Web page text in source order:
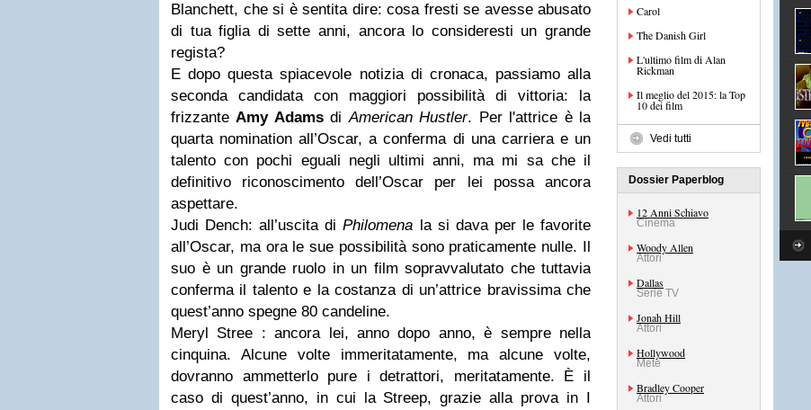
Blanchett, che si è sentita dire: cosa fresti se avesse abusato
di tua figlia di sette anni, ancora lo consideresti un grande
regista?
E dopo questa spiacevole notizia di cronaca, passiamo alla
seconda candidata con maggiori possibilità di vittoria: la
frizzanteAmy Adams diAmerican Hustler. Per l'attrice è la
quarta nomination all’Oscar, a conferma di una carriera e un
talento con pochi eguali negli ultimi anni, ma mi sa che il
definitivo riconoscimento dell’Oscar per lei possa ancora
aspettare.
Judi Dench: all’uscita diPhilomena la si dava per le favorite
all’Oscar, ma ora le sue possibilità sono praticamente nulle. Il
suo è un grande ruolo in un film sopravvalutato che tuttavia
conferma il talento e la costanza di un’attrice bravissima che
quest’anno spegne 80 candeline.
Meryl Stree : ancora lei, anno dopo anno, è sempre nella
cinquina. Alcune volte immeritatamente, ma alcune volte,
dovranno ammetterlo pure i detrattori, meritatamente. È il
caso di quest’anno, in cui la Streep, grazie alla prova in I
Carol
The Danish Girl
L'ultimo film di Alan
Rickman
Il meglio del 2015: la Top
10 dei film
Vedi tutti
Dossier Paperblog
12 Anni Schiavo
Cinema
Woody Allen
Attori
Dallas
Serie TV
Jonah Hill
Attori
Hollywood
Mete
Bradley Cooper
Attori